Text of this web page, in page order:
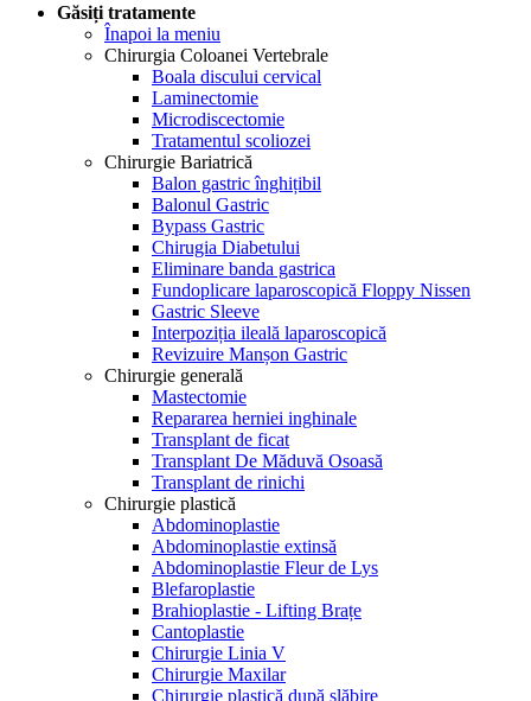
Găsiți tratamente
Înapoi la meniu
Chirurgia Coloanei Vertebrale
Boala discului cervical
Laminectomie
Microdiscectomie
Tratamentul scoliozei
Chirurgie Bariatrică
Balon gastric înghițibil
Balonul Gastric
Bypass Gastric
Chirugia Diabetului
Eliminare banda gastrica
Fundoplicare laparoscopică Floppy Nissen
Gastric Sleeve
Interpoziția ileală laparoscopică
Revizuire Manșon Gastric
Chirurgie generală
Mastectomie
Repararea herniei inghinale
Transplant de ficat
Transplant De Măduvă Osoasă
Transplant de rinichi
Chirurgie plastică
Abdominoplastie
Abdominoplastie extinsă
Abdominoplastie Fleur de Lys
Blefaroplastie
Brahioplastie - Lifting Brațe
Cantoplastie
Chirurgie Linia V
Chirurgie Maxilar
Chirurgie plastică după slăbire